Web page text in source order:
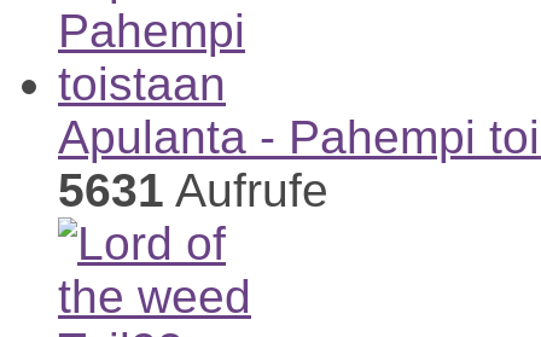
Apulanta - Pahempi
5631 Aufrufe